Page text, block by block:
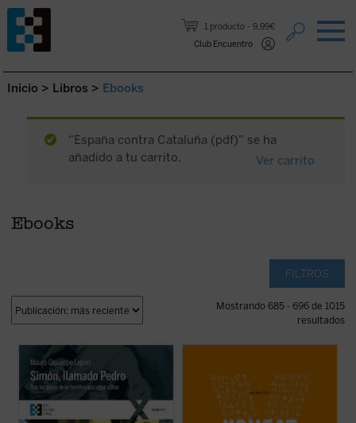
1 producto
9,99€
Club Encuentro
Saltar al contenido.
Inicio > Libros > Ebooks
“España contra Cataluña (pdf)” se ha
añadido a tu carrito.
Ver carrito
Ebooks
FILTROS
Mostrando 685 - 696 de 1015
resultados
tener toda su vida bajo control. Su casa, su
familia, la pesca: era fácil gestionar su
pequeño mundo. (...) Ahora, en cambio,
de personas de toda raza y lengua ...(ver
ficha)
Confirmación.
En él encontrarás un buen programa de
entrenamiento, muchos consejos para una
vida emocionante con Dios, pero ante todo,
encuentras referencias a dos ...(ver ficha)